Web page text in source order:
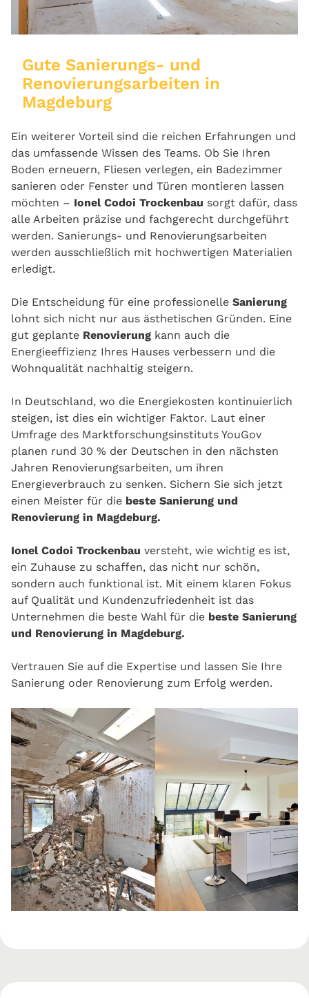
Gute Sanierungs- und
Renovierungsarbeiten in
Magdeburg
Ein weiterer Vorteil sind die reichen Erfahrungen und
das umfassende Wissen des Teams. Ob Sie Ihren
Boden erneuern, Fliesen verlegen, ein Badezimmer
sanieren oder Fenster und Türen montieren lassen
möchten – Ionel Codoi Trockenbau sorgt dafür, dass
alle Arbeiten präzise und fachgerecht durchgeführt
werden. Sanierungs- und Renovierungsarbeiten
werden ausschließlich mit hochwertigen Materialien
erledigt.
Die Entscheidung für eine professionelle Sanierung
lohnt sich nicht nur aus ästhetischen Gründen. Eine
gut geplante Renovierung kann auch die
Energieeffizienz Ihres Hauses verbessern und die
Wohnqualität nachhaltig steigern.
In Deutschland, wo die Energiekosten kontinuierlich
steigen, ist dies ein wichtiger Faktor. Laut einer
Umfrage des Marktforschungsinstituts YouGov
planen rund 30 % der Deutschen in den nächsten
Jahren Renovierungsarbeiten, um ihren
Energieverbrauch zu senken. Sichern Sie sich jetzt
einen Meister für die beste Sanierung und
Renovierung in Magdeburg.
Ionel Codoi Trockenbau versteht, wie wichtig es ist,
ein Zuhause zu schaffen, das nicht nur schön,
sondern auch funktional ist. Mit einem klaren Fokus
auf Qualität und Kundenzufriedenheit ist das
Unternehmen die beste Wahl für die beste Sanierung
und Renovierung in Magdeburg.
Vertrauen Sie auf die Expertise und lassen Sie Ihre
Sanierung oder Renovierung zum Erfolg werden.